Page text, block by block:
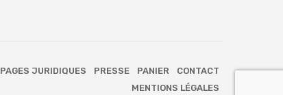
PAGES JURIDIQUES PRESSE PANIER
CONTACT
MENTIONS LÉGALES